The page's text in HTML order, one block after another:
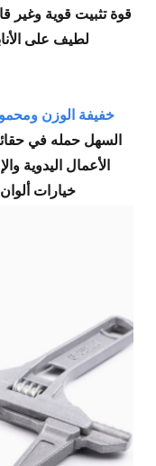
قوة تثبيت قوية وغير
لطيف على
خفيفة الوزن
السهل حمله في
خيارات